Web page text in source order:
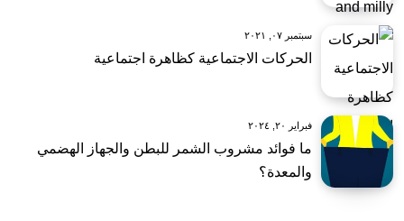
سبتمبر ٠٧, ٢٠٢١
الحركات الاجتماعية كظاهرة اجتماعية
فبراير ٢٠, ٢٠٢٤
ما فوائد مشروب الشمر للبطن والجهاز الهضمي
والمعدة؟